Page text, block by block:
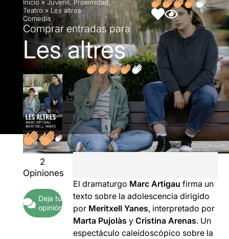
Inicio » Juvenil, Proximidad,
Teatro » Les altres
Comedia
Comprar entradas para
Les altres
2
Opiniones
Deja tu
opinión
El dramaturgo Marc Artigau firma un
texto sobre la adolescencia dirigido
por Meritxell Yanes, interpretado por
Marta Pujolàs yCristina Arenas. Un
espectáculo caleidoscópico sobre la